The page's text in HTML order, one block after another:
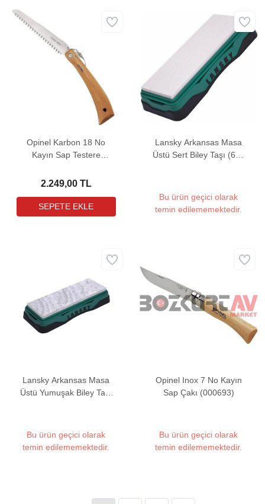
Opinel Karbon 18 No
Kayın Sap Testere
2.249,00 TL
Lansky Arkansas Masa
Üstü Sert Biley Taşı (650
Bu ürün geçici olarak
temin edilememektedir.
Lansky Arkansas Masa
Üstü Yumuşak Biley Taşı
Bu ürün geçici olarak
temin edilememektedir.
Opinel Inox 7 No Kayın
Sap Çakı (000693)
Bu ürün geçici olarak
temin edilememektedir.